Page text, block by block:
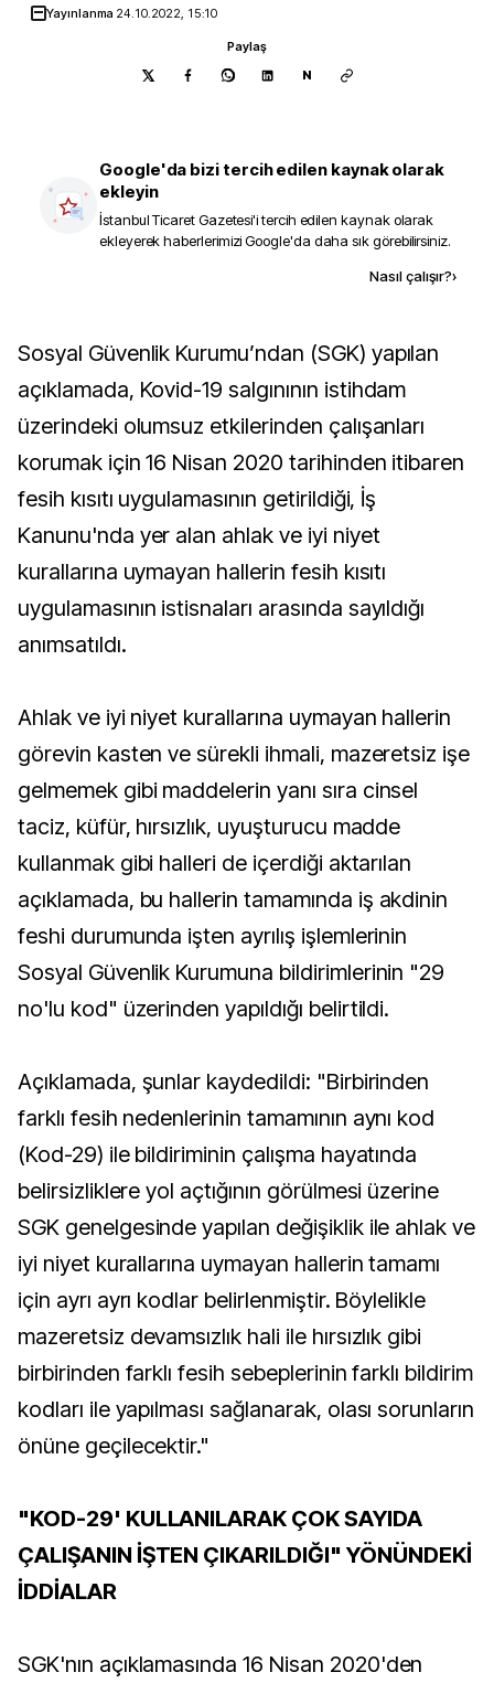
Yayınlanma 24.10.2022, 15:10
Paylaş
N
Google'da bizi tercih edilen kaynak olarak
ekleyin
İstanbul Ticaret Gazetesi'i tercih edilen kaynak olarak
ekleyerek haberlerimizi Google'da daha sık görebilirsiniz.
Nasıl çalışır?›
Sosyal Güvenlik Kurumu’ndan (SGK) yapılan
açıklamada, Kovid-19 salgınının istihdam
üzerindeki olumsuz etkilerinden çalışanları
korumak için 16 Nisan 2020 tarihinden itibaren
fesih kısıtı uygulamasının getirildiği, İş
Kanunu'nda yer alan ahlak ve iyi niyet
kurallarına uymayan hallerin fesih kısıtı
uygulamasının istisnaları arasında sayıldığı
anımsatıldı.
Ahlak ve iyi niyet kurallarına uymayan hallerin
görevin kasten ve sürekli ihmali, mazeretsiz işe
gelmemek gibi maddelerin yanı sıra cinsel
taciz, küfür, hırsızlık, uyuşturucu madde
kullanmak gibi halleri de içerdiği aktarılan
açıklamada, bu hallerin tamamında iş akdinin
feshi durumunda işten ayrılış işlemlerinin
Sosyal Güvenlik Kurumuna bildirimlerinin "29
no'lu kod" üzerinden yapıldığı belirtildi.
Açıklamada, şunlar kaydedildi: "Birbirinden
farklı fesih nedenlerinin tamamının aynı kod
(Kod-29) ile bildiriminin çalışma hayatında
belirsizliklere yol açtığının görülmesi üzerine
SGK genelgesinde yapılan değişiklik ile ahlak ve
iyi niyet kurallarına uymayan hallerin tamamı
için ayrı ayrı kodlar belirlenmiştir. Böylelikle
mazeretsiz devamsızlık hali ile hırsızlık gibi
birbirinden farklı fesih sebeplerinin farklı bildirim
kodları ile yapılması sağlanarak, olası sorunların
önüne geçilecektir."
"KOD-29' KULLANILARAK ÇOK SAYIDA
ÇALIŞANIN İŞTEN ÇIKARILDIĞI" YÖNÜNDEKİ
İDDİALAR
SGK'nın açıklamasında 16 Nisan 2020'den